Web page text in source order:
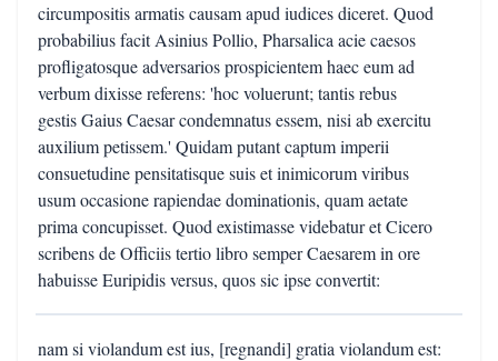
circumpositis armatis causam apud iudices diceret. Quod
probabilius facit Asinius Pollio, Pharsalica acie caesos
profligatosque adversarios prospicientem haec eum ad
verbum dixisse referens: 'hoc voluerunt; tantis rebus
gestis Gaius Caesar condemnatus essem, nisi ab exercitu
auxilium petissem.' Quidam putant captum imperii
consuetudine pensitatisque suis et inimicorum viribus
usum occasione rapiendae dominationis, quam aetate
prima concupisset. Quod existimasse videbatur et Cicero
scribens de Officiis tertio libro semper Caesarem in ore
habuisse Euripidis versus, quos sic ipse convertit:
nam si violandum est ius, [regnandi] gratia violandum est: